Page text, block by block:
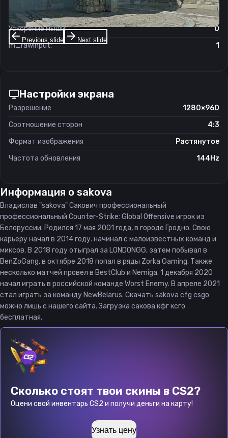
Previous slide Next slide
Чувствительность мыши в Windows:
6/11
Ускорение мыши:
0
m_rawinput:
1
Настройки экрана
Разрешение
1280×960
Соотношение сторон
4:3
Формат изображения
Растянутое
Частота обновления
144Hz
Информация о sakova
Владислав "sakova" Сакович профессиональный
профессиональный Counter-Strike: Global Offensive игрок из
Белоруссии. Родился 17 мая 2001 года, в городе Гродно. Свою
карьеру начал в 2014 году. начинал с малоизвестных команд и
миксов. В 2018 году отыграл за LONDONGG, затем побывал в
BenZoGang, в октябре 2018 попал в ряды Zorka Gaming. Также
несколько матчей провел в BestClub и Nemiga. 1 декабря 2020
начал играть в российской команде Worst Enemy. В апреле 2021
стал играть за команду NewBelarus. Скачать sakova cfg csgo
можно лишь с нашего сайта. Загрузка сакова кфг ксго
бесплатная.
Сколько стоят твои скины в CS2?
Оцени свой инвентарь CS2 и получи деньги на карту!
Узнать цену